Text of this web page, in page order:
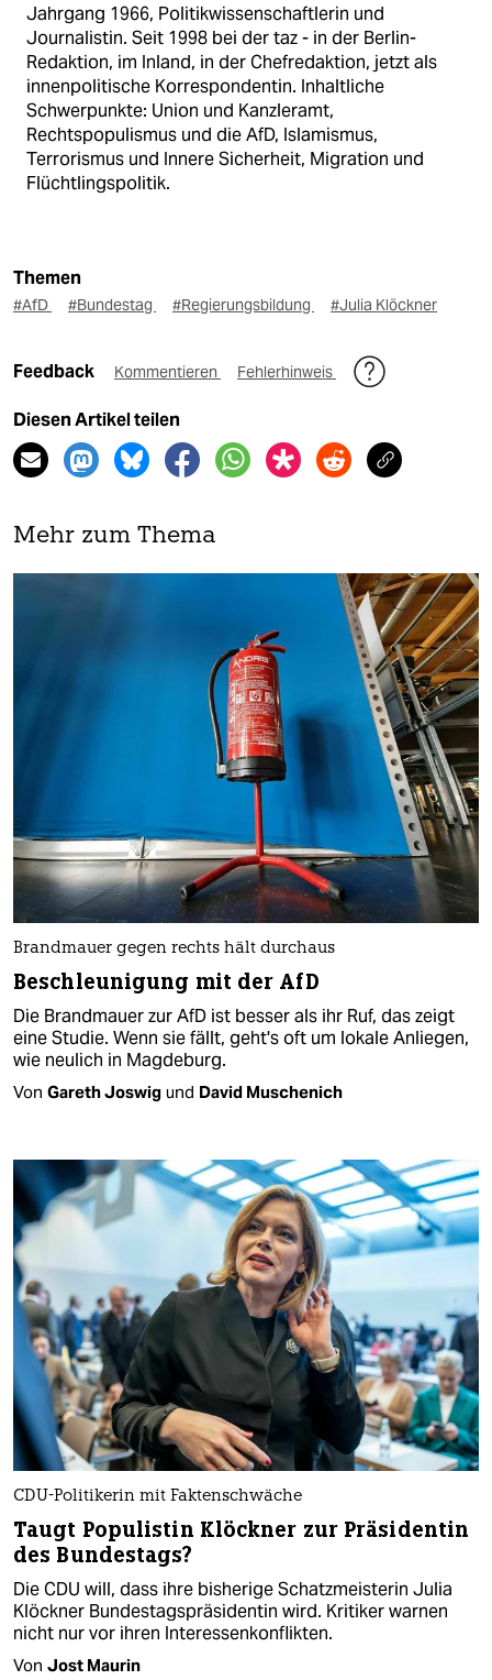
Jahrgang 1966, Politikwissenschaftlerin und
Journalistin. Seit 1998 bei der taz - in der Berlin-
Redaktion, im Inland, in der Chefredaktion, jetzt als
innenpolitische Korrespondentin. Inhaltliche
Schwerpunkte: Union und Kanzleramt,
Rechtspopulismus und die AfD, Islamismus,
Terrorismus und Innere Sicherheit, Migration und
Flüchtlingspolitik.
Themen
#AfD #Bundestag #Regierungsbildung #Julia Klöckner
Feedback Kommentieren Fehlerhinweis
Diesen Artikel teilen
Mehr zum Thema
Brandmauer gegen rechts hält durchaus
Beschleunigung mit der AfD
Die Brandmauer zur AfD ist besser als ihr Ruf, das zeigt
eine Studie. Wenn sie fällt, geht's oft um lokale Anliegen,
wie neulich in Magdeburg.
Von Gareth Joswig und David Muschenich
CDU-Politikerin mit Faktenschwäche
Taugt Populistin Klöckner zur Präsidentin
des Bundestags?
Die CDU will, dass ihre bisherige Schatzmeisterin Julia
Klöckner Bundestagspräsidentin wird. Kritiker warnen
nicht nur vor ihren Interessenkonflikten.
Von Jost Maurin